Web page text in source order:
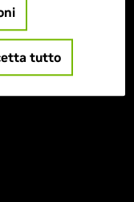
tutto